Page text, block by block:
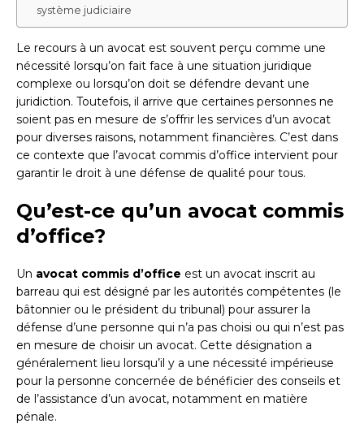
système judiciaire
Le recours à un avocat est souvent perçu comme une
nécessité lorsqu’on fait face à une situation juridique
complexe ou lorsqu’on doit se défendre devant une
juridiction. Toutefois, il arrive que certaines personnes ne
soient pas en mesure de s’offrir les services d’un avocat
pour diverses raisons, notamment financières. C’est dans
ce contexte que l’avocat commis d’office intervient pour
garantir le droit à une défense de qualité pour tous.
Qu’est-ce qu’un avocat commis
d’office?
Un avocat commis d’office est un avocat inscrit au
barreau qui est désigné par les autorités compétentes (le
bâtonnier ou le président du tribunal) pour assurer la
défense d’une personne qui n’a pas choisi ou qui n’est pas
en mesure de choisir un avocat. Cette désignation a
généralement lieu lorsqu’il y a une nécessité impérieuse
pour la personne concernée de bénéficier des conseils et
de l’assistance d’un avocat, notamment en matière
pénale.